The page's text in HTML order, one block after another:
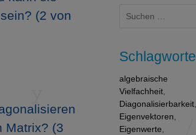
(2 von
Matrix? (3
nach:
Schlagworte
algebraische
Vielfachheit
Diagonalisierbarkeit
Eigenvektoren
Eigenwerte